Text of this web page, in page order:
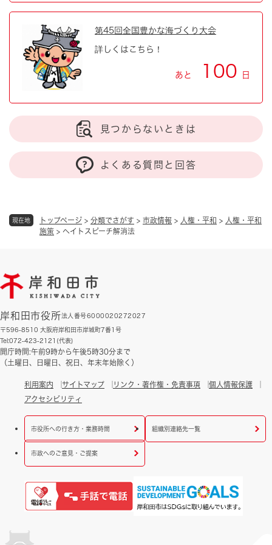
現在地 トップページ > 分類でさがす > 市政情報 > 人権・平和 > 人権・平和
施策 > ヘイトスピーチ解消法
第45回全国豊かな海づくり大会
詳しくはこちら！
あと 100 日
見つからないときは
よくある質問と回答
岸和田市役所法人番号6000020272027
〒596-8510 大阪府岸和田市岸城町7番1号
Tel:072-423-2121(代表)
開庁時間:午前9時から午後5時30分まで
（土曜日、日曜日、祝日、年末年始除く）
利用案内 サイトマップ リンク・著作権・免責事項
個人情報保護
アクセシビリティ
市役所への行き方・業務時間 組織別連絡先一覧
市政へのご意見・ご提案